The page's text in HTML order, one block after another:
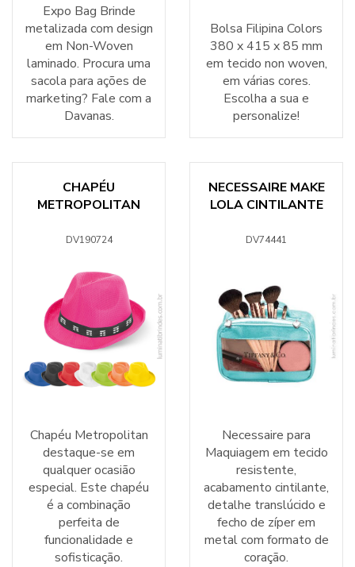
Expo Bag Brinde
metalizada com design
em Non-Woven
laminado. Procura uma
sacola para ações de
marketing? Fale com a
Davanas.
Bolsa Filipina Colors
380 x 415 x 85 mm
em tecido non woven,
em várias cores.
Escolha a sua e
personalize!
CHAPÉU
METROPOLITAN
DV190724
Chapéu Metropolitan
destaque-se em
qualquer ocasião
especial. Este chapéu
é a combinação
perfeita de
funcionalidade e
sofisticação.
NECESSAIRE MAKE
LOLA CINTILANTE
DV74441
Necessaire para
Maquiagem em tecido
resistente,
acabamento cintilante,
detalhe translúcido e
fecho de zíper em
metal com formato de
coração.